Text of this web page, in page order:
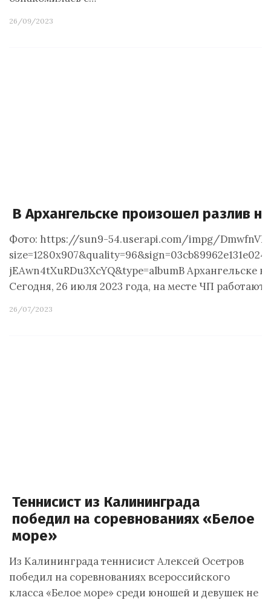
26/09/2023
В Архангельске произошел разлив
Фото: https://sun9-54.userapi.com/impg/
jEAwn4tXuRDu3XcYQ&type=albumВ Архангельске
Сегодня, 26 июля 2023 года, на месте ЧП
26/07/2023
Теннисист из Калининграда
победил на соревнованиях «Белое
море»
Из Калининграда теннисист Алексей Осетров
победил на соревнованиях всероссийского
класса «Белое море» среди юношей и девушек не